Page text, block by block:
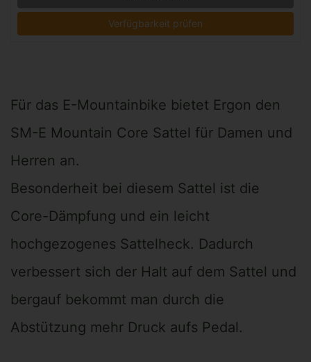
Verfügbarkeit prüfen
Für das E-Mountainbike bietet Ergon den
SM-E Mountain Core Sattel für Damen und
Herren an.
Besonderheit bei diesem Sattel ist die
Core-Dämpfung und ein leicht
hochgezogenes Sattelheck. Dadurch
verbessert sich der Halt auf dem Sattel und
bergauf bekommt man durch die
Abstützung mehr Druck aufs Pedal.